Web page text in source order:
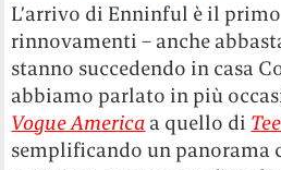
L’arrivo di Enninful è il
rinnovamenti – anche
stanno succedendo in casa
abbiamo parlato in più
Vogue America a quello di
semplificando un panorama